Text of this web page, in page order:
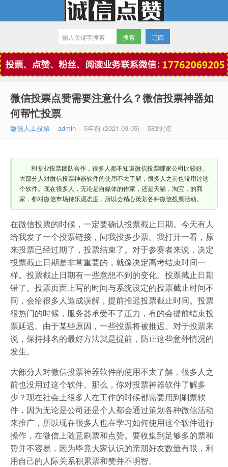
微信点赞
订阅
微信投票点赞需要注意什么？微信投票神器如
何帮忙投票
微信人工投票 admin 5年前 (2021-09-05) 583浏览
和专业投票团队合作，很多人都不知道微信投票哪家公司比较好。
大部分人对微信投票神器软件的使用不太了解，很多人之前也没用过这
个软件。现在很多人，无论是自媒体的作家，还是天猫，淘宝，的商
家，都对微信市场持乐观态度，所以会精心策划各种微信投票活动。
在微信投票的时候，一定要确认投票截止日期。今天有人
给我发了一个投票链接，问我投多少票。我打开一看，原
来投票已经过期了，投票结束了。对于参赛者来说，决定
投票截止日期是非常重要的，就像决定高考结束时间一
样。投票截止日期有一些意想不到的变化。投票截止日期
错了。投票页面上写的时间与系统设定的投票截止时间不
同，会给很多人造成误解，提前推迟投票截止时间。投票
很热门的时候，服务器承受不了压力，有的会提前结束投
票延迟。由于某些原因，一些投票将被推迟。对于投票来
说，保持排名的最好方法就是提前，防止这些意外情况的
发生。
大部分人对微信投票神器软件的使用不太了解，很多人之
前也没用过这个软件。那么，你对投票神器软件了解多
少？现在社会上很多人在工作的时候都需要用到刷票软
件，因为无论是公司还是个人都会通过策划各种微信活动
来推广，所以现在很多人也在学习如何使用这个软件进行
操作，在微信上随意刷票和点赞。要收集到足够多的票和
赞并不容易，因为毕竟大家认识的亲朋好友数量有限，利
用自己的人际关系积累票和赞并不明智。